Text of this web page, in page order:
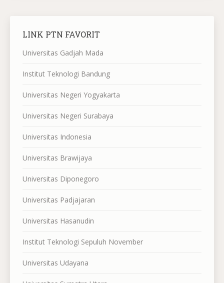
LINK PTN FAVORIT
Universitas Gadjah Mada
Institut Teknologi Bandung
Universitas Negeri Yogyakarta
Universitas Negeri Surabaya
Universitas Indonesia
Universitas Brawijaya
Universitas Diponegoro
Universitas Padjajaran
Universitas Hasanudin
Institut Teknologi Sepuluh November
Universitas Udayana